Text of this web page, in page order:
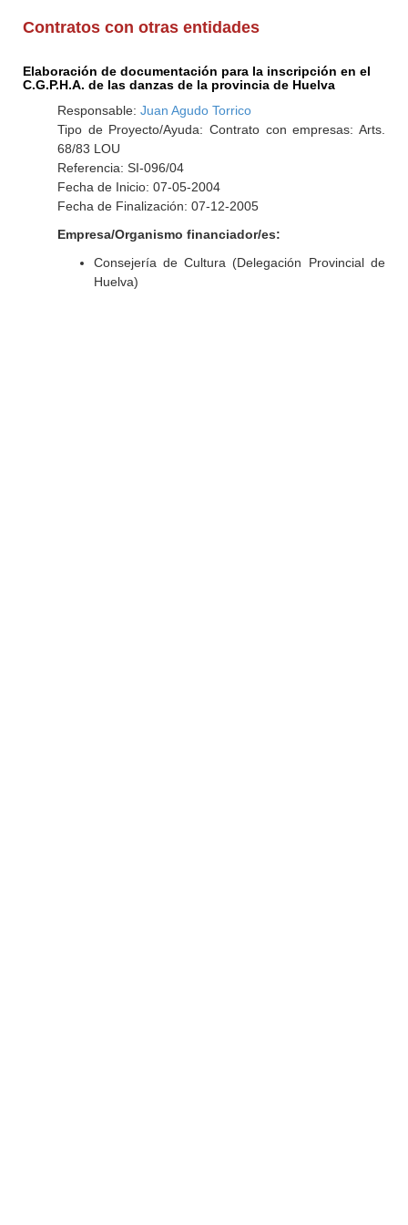
Contratos con otras entidades
Elaboración de documentación para la inscripción en el
C.G.P.H.A. de las danzas de la provincia de Huelva
Responsable: Juan Agudo Torrico
Tipo de Proyecto/Ayuda: Contrato con empresas: Arts.
68/83 LOU
Referencia: SI-096/04
Fecha de Inicio: 07-05-2004
Fecha de Finalización: 07-12-2005
Empresa/Organismo financiador/es:
Consejería de Cultura (Delegación Provincial de
Huelva)